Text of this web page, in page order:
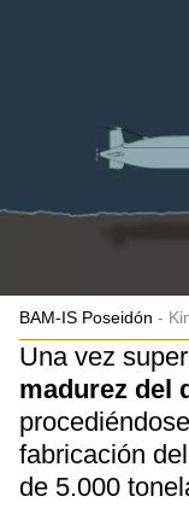
BAM-IS Poseidón
Una vez
madurez del
fabricación
de 5.000